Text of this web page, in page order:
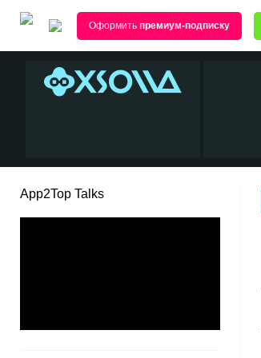
Оформить премиум-подписку
App2Top Talks